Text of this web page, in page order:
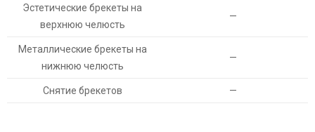
Эстетические брекеты на
верхнюю челюсть
—
Металлические брекеты на
нижнюю челюсть
—
Снятие брекетов —